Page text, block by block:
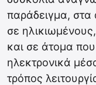
παράδειγμα,
σε
και σε άτομα
ηλεκτρονικά
τρόπος